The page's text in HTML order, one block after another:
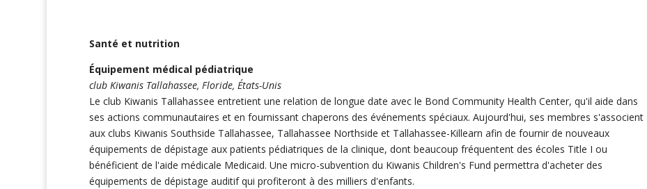
Santé et nutrition
Équipement médical pédiatrique
club Kiwanis Tallahassee, Floride, États-Unis
Le club Kiwanis Tallahassee entretient une relation de longue date avec le Bond Community Health Center, qu'il aide dans
ses actions communautaires et en fournissant chaperons des événements spéciaux. Aujourd'hui, ses membres s'associent
aux clubs Kiwanis Southside Tallahassee, Tallahassee Northside et Tallahassee-Killearn afin de fournir de nouveaux
équipements de dépistage aux patients pédiatriques de la clinique, dont beaucoup fréquentent des écoles Title I ou
bénéficient de l'aide médicale Medicaid. Une micro-subvention du Kiwanis Children's Fund permettra d'acheter des
équipements de dépistage auditif qui profiteront à des milliers d'enfants.